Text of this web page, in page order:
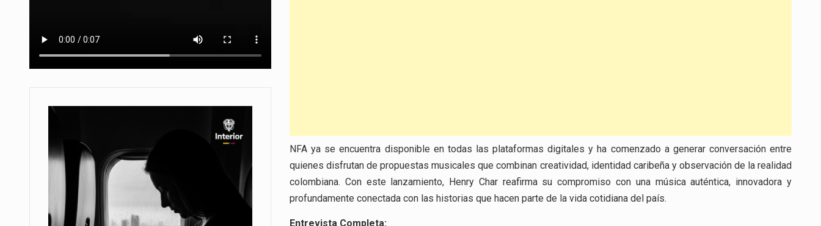
NFA ya se encuentra disponible en todas las plataformas digitales y ha comenzado a generar conversación entre
quienes disfrutan de propuestas musicales que combinan creatividad, identidad caribeña y observación de la realidad
colombiana. Con este lanzamiento, Henry Char reafirma su compromiso con una música auténtica, innovadora y
profundamente conectada con las historias que hacen parte de la vida cotidiana del país.
Entrevista Completa: